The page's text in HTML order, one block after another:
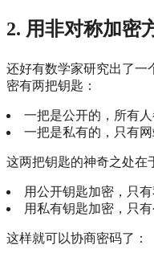
2. 用非对称加密
还好有数学家研究出了一
密有两把钥匙：
一把是公开的，所有
一把是私有的，只有
这两把钥匙的神奇之处在
用公开钥匙加密，只
用私有钥匙加密，只
这样就可以协商密码了：